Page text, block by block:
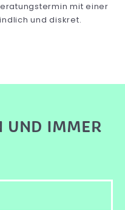
mit einer
und diskret.
UND IMMER